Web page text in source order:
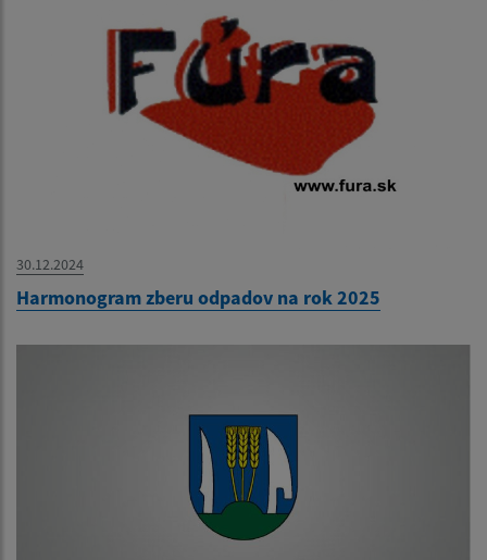
30.12.2024
Harmonogram zberu odpadov na rok 2025